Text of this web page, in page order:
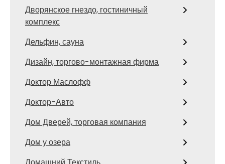
Дворянское гнездо, гостиничный
комплекс
Дельфин, сауна
Дизайн, торгово-монтажная фирма
Доктор Маслофф
Доктор-Авто
Дом Дверей, торговая компания
Дом у озера